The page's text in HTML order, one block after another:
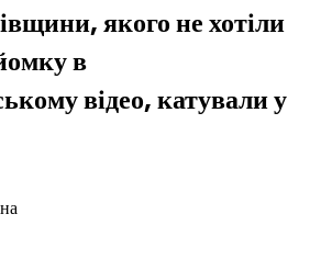
якого не хотіли
в
відео, катували у